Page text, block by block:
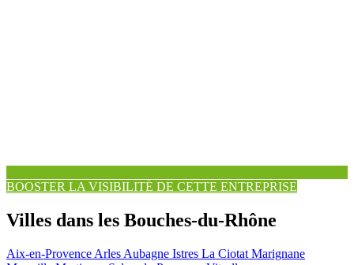
BOOSTER LA VISIBILITÉ DE CETTE ENTREPRISE
Villes dans les Bouches-du-Rhône
Aix-en-Provence Arles Aubagne Istres La Ciotat Marignane